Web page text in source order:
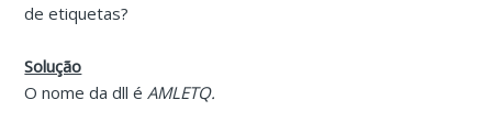
de etiquetas?
Solução
O nome da dll éAMLETQ.